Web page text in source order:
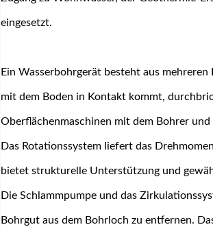
eingesetzt.
Ein Wasserbohrgerät besteht aus
mit dem Boden in Kontakt kommt,
Oberflächenmaschinen mit dem Bohrer
Das Rotationssystem liefert das
bietet strukturelle Unterstützung und
Die Schlammpumpe und das
Bohrgut aus dem Bohrloch zu entfernen.